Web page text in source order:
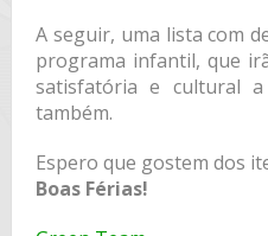
A seguir, uma lista com
programa infantil, que
satisfatória e cultural
também.
Espero que gostem dos
Boas Férias!